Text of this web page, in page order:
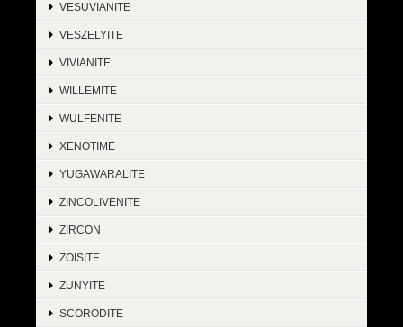
VESUVIANITE
VESZELYITE
VIVIANITE
WILLEMITE
WULFENITE
XENOTIME
YUGAWARALITE
ZINCOLIVENITE
ZIRCON
ZOISITE
ZUNYITE
SCORODITE